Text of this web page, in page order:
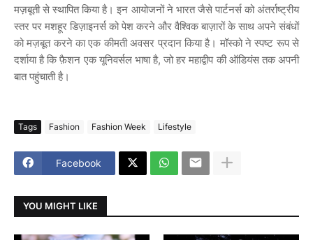
मज़बूती से स्थापित किया है। इन आयोजनों ने भारत जैसे पार्टनर्स को अंतर्राष्ट्रीय
स्तर पर मशहूर डिज़ाइनर्स को पेश करने और वैश्विक बाज़ारों के साथ अपने संबंधों
को मज़बूत करने का एक कीमती अवसर प्रदान किया है। मॉस्को ने स्पष्ट रूप से
दर्शाया है कि फ़ैशन एक यूनिवर्सल भाषा है, जो हर महाद्वीप की ऑडियंस तक अपनी
बात पहुंचाती है।
Tags Fashion Fashion Week Lifestyle
Facebook
YOU MIGHT LIKE